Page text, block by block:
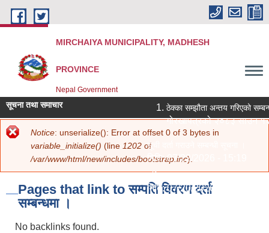
Skip to main content
MIRCHAIYA MUNICIPALITY, MADHESH
PROVINCE
Nepal Government
सूचना तथा समाचार ठेक्का सम्झौता अन्तय गरिएको
गोरखापत्रको २०८३ साउन
सूची दर्ता गराउने सम्बन्धी सूचना ।
मिति:07/22/2026 - 15:19
नविकरण सम्बन्धमा ।
मिति:07/20/2026 - 12:30
Error message
Notice: unserialize(): Error at offset 0 of 3 bytes in
variable_initialize() (line 1202 of
/var/www/html/new/includes/bootstrap.inc).
You are here
Home »सूचना तथा जानकारी» सम्पति विवरण दर्ता सम्बन्धमा ।» Pages that link
to सम्पति विवरण दर्ता सम्बन्धमा ।
Pages that link to सम्पति विवरण दर्ता
सम्बन्धमा ।
No backlinks found.